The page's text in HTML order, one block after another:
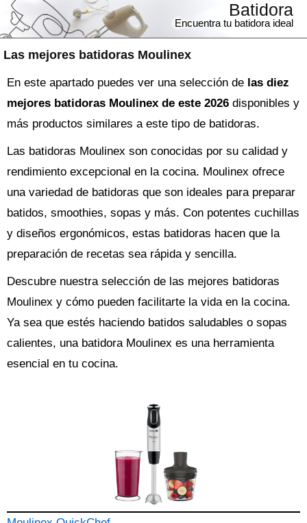
Las mejores batidoras Moulinex
Batidora
Encuentra tu batidora ideal
En este apartado puedes ver una selección de las diez
mejores batidoras Moulinex de este 2026 disponibles y
más productos similares a este tipo de batidoras.
Las batidoras Moulinex son conocidas por su calidad y
rendimiento excepcional en la cocina. Moulinex ofrece
una variedad de batidoras que son ideales para preparar
batidos, smoothies, sopas y más. Con potentes cuchillas
y diseños ergonómicos, estas batidoras hacen que la
preparación de recetas sea rápida y sencilla.
Descubre nuestra selección de las mejores batidoras
Moulinex y cómo pueden facilitarte la vida en la cocina.
Ya sea que estés haciendo batidos saludables o sopas
calientes, una batidora Moulinex es una herramienta
esencial en tu cocina.